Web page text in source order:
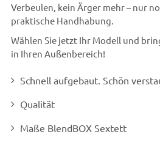
Verbeulen, kein Ärger mehr – nur
praktische Handhabung.
Wählen Sie jetzt Ihr Modell und
in Ihren Außenbereich!
Schnell aufgebaut. Schön
Qualität
Maße BlendBOX Sextett